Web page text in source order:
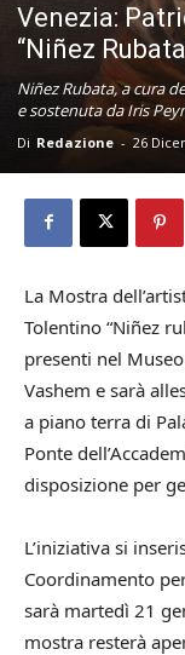
Venezia:
“Niñez
Niñez Rubata, a cura
e sostenuta da Iris
Di Redazione - 26
La Mostra
Tolentino “Niñez
presenti nel
Vashem e sarà
a piano terra di
Ponte
disposizione per
L’iniziativa si
Coordinamento
sarà martedì 21
mostra resterà